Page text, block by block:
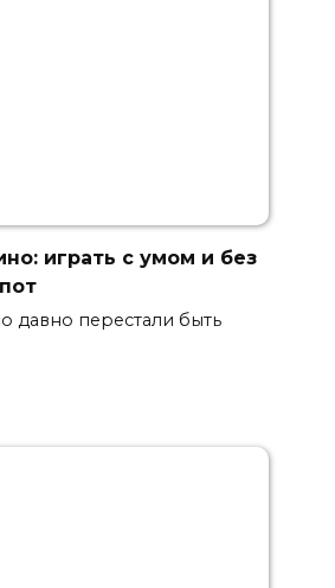
играть с умом и без
давно перестали быть